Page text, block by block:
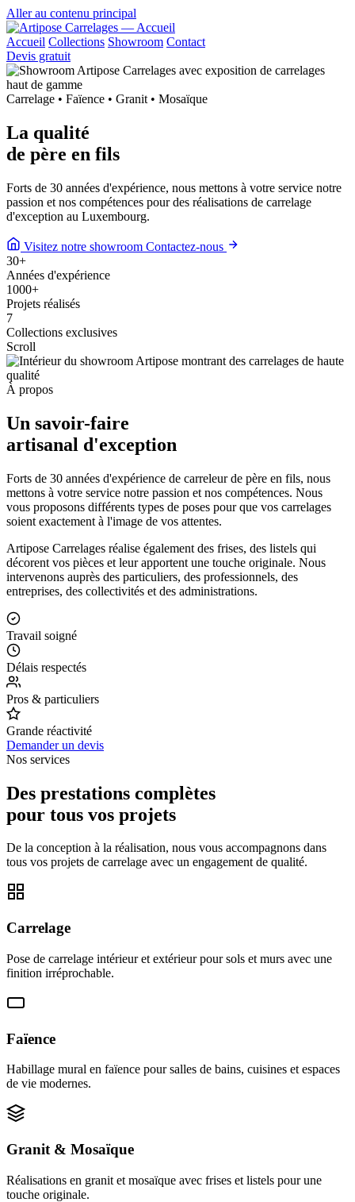
Aller au contenu principal
Accueil Collections Showroom Contact
Devis gratuit
Carrelage • Faïence • Granit • Mosaïque
La qualité
de père en fils
Forts de 30 années d'expérience, nous mettons à votre service notre
passion et nos compétences pour des réalisations de carrelage
d'exception au Luxembourg.
Visitez notre showroom Contactez-nous
30+
Années d'expérience
1000+
Projets réalisés
7
Collections exclusives
Scroll
À propos
Un savoir-faire
artisanal d'exception
Forts de 30 années d'expérience de carreleur de père en fils, nous
mettons à votre service notre passion et nos compétences. Nous
vous proposons différents types de poses pour que vos carrelages
soient exactement à l'image de vos attentes.
Artipose Carrelages réalise également des frises, des listels qui
décorent vos pièces et leur apportent une touche originale. Nous
intervenons auprès des particuliers, des professionnels, des
entreprises, des collectivités et des administrations.
Travail soigné
Délais respectés
Pros & particuliers
Grande réactivité
Demander un devis
Nos services
Des prestations complètes
pour tous vos projets
De la conception à la réalisation, nous vous accompagnons dans
tous vos projets de carrelage avec un engagement de qualité.
Carrelage
Pose de carrelage intérieur et extérieur pour sols et murs avec une
finition irréprochable.
Faïence
Habillage mural en faïence pour salles de bains, cuisines et espaces
de vie modernes.
Granit & Mosaïque
Réalisations en granit et mosaïque avec frises et listels pour une
touche originale.